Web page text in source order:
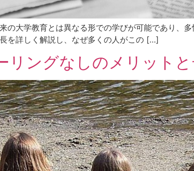
の大学教育とは異なる形での学びが可能であり、
を詳しく解説し、なぜ多くの人がこの […]
リングなしのメリット